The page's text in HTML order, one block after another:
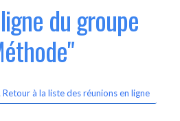
du groupe
Retour à la liste des réunions en ligne